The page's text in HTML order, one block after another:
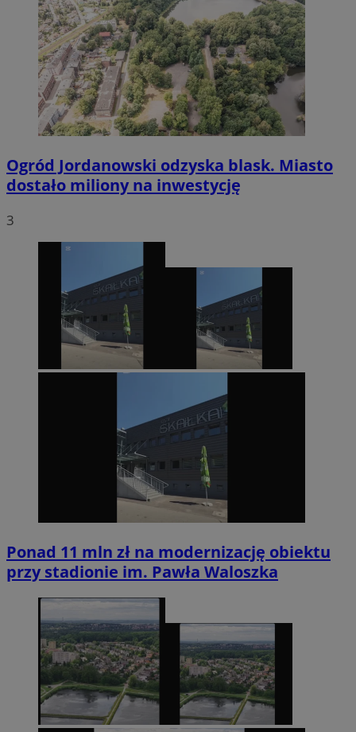
Ogród Jordanowski odzyska blask. Miasto
dostało miliony na inwestycję
3
Ponad 11 mln zł na modernizację obiektu
przy stadionie im. Pawła Waloszka